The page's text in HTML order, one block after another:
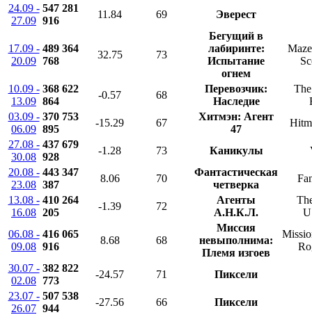
24.09 -
27.09
547 281
916
11.84 69 Эверест
17.09 -
20.09
489 364
768
32.75 73
Бегущий в
лабиринте:
Испытание
огнем
10.09 -
13.09
368 622
864
-0.57 68
Перевозчик:
Наследие
03.09 -
06.09
370 753
895
-15.29 67
Хитмэн: Агент
47
27.08 -
30.08
437 679
928
-1.28 73 Каникулы
20.08 -
23.08
443 347
387
8.06 70
Фантастическая
четверка
13.08 -
16.08
410 264
205
-1.39 72
Агенты
А.Н.К.Л.
06.08 -
09.08
416 065
916
8.68 68
Миссия
невыполнима:
Племя изгоев
30.07 -
02.08
382 822
773
-24.57 71
Пиксели
23.07 -
26.07
507 538
944
-27.56 66
Пиксели